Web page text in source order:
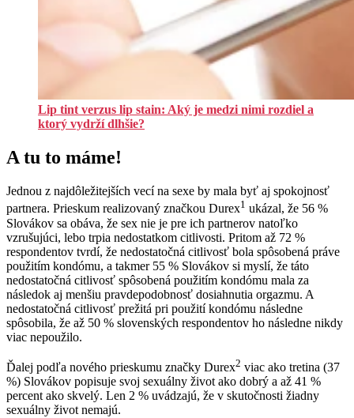
Lip tint verzus lip stain: Aký je medzi nimi rozdiel a
ktorý vydrží dlhšie?
A tu to máme!
Jednou z najdôležitejších vecí na sexe by mala byť aj spokojnosť
partnera. Prieskum realizovaný značkou Durex1 ukázal, že 56 %
Slovákov sa obáva, že sex nie je pre ich partnerov natoľko
vzrušujúci, lebo trpia nedostatkom citlivosti. Pritom až 72 %
respondentov tvrdí, že nedostatočná citlivosť bola spôsobená práve
použitím kondómu, a takmer 55 % Slovákov si myslí, že táto
nedostatočná citlivosť spôsobená použitím kondómu mala za
následok aj menšiu pravdepodobnosť dosiahnutia orgazmu. A
nedostatočná citlivosť prežitá pri použití kondómu následne
spôsobila, že až 50 % slovenských respondentov ho následne nikdy
viac nepoužilo.
Ďalej podľa nového prieskumu značky Durex2 viac ako tretina (37
%) Slovákov popisuje svoj sexuálny život ako dobrý a až 41 %
percent ako skvelý. Len 2 % uvádzajú, že v skutočnosti žiadny
sexuálny život nemajú.